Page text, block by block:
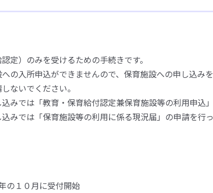
定）のみを受けるための手続きです。
の入所申込ができませんので、保育施設への申し込みを
ないでください。
みでは「教育・保育給付認定兼保育施設等の利用申込」
みでは「保育施設等の利用に係る現況届」の申請を行っ
の１０月に受付開始